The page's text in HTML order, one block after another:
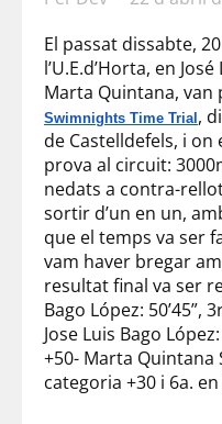
El passat dissabte,
l’U.E.d’Horta, en
Marta Quintana, van
Swimnights Time Trial,
de Castelldefels, i
prova al circuit:
nedats a contra-
sortir d’un en un,
que el temps va ser
vam haver bregar
resultat final va ser
Bago López: 50’45”,
Jose Luis Bago
+50- Marta Quintana
categoria +30 i 6a.